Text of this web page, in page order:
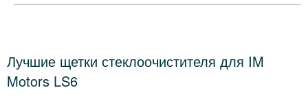
Лучшие щетки стеклоочистителя для IM
Motors LS6